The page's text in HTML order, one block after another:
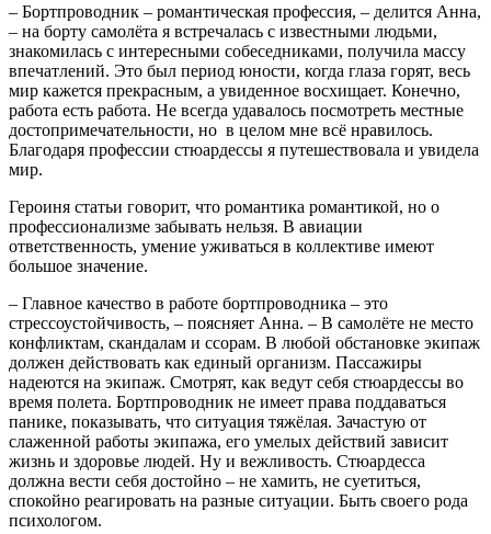
– Бортпроводник – романтическая профессия, – делится Анна,
– на борту самолёта я встречалась с известными людьми,
знакомилась с интересными собеседниками, получила массу
впечатлений. Это был период юности, когда глаза горят, весь
мир кажется прекрасным, а увиденное восхищает. Конечно,
работа есть работа. Не всегда удавалось посмотреть местные
достопримечательности, но в целом мне всё нравилось.
Благодаря профессии стюардессы я путешествовала и увидела
мир.
Героиня статьи говорит, что романтика романтикой, но о
профессионализме забывать нельзя. В авиации
ответственность, умение уживаться в коллективе имеют
большое значение.
– Главное качество в работе бортпроводника – это
стрессоустойчивость, – поясняет Анна. – В самолёте не место
конфликтам, скандалам и ссорам. В любой обстановке экипаж
должен действовать как единый организм. Пассажиры
надеются на экипаж. Смотрят, как ведут себя стюардессы во
время полета. Бортпроводник не имеет права поддаваться
панике, показывать, что ситуация тяжёлая. Зачастую от
слаженной работы экипажа, его умелых действий зависит
жизнь и здоровье людей. Ну и вежливость. Стюардесса
должна вести себя достойно – не хамить, не суетиться,
спокойно реагировать на разные ситуации. Быть своего рода
психологом.